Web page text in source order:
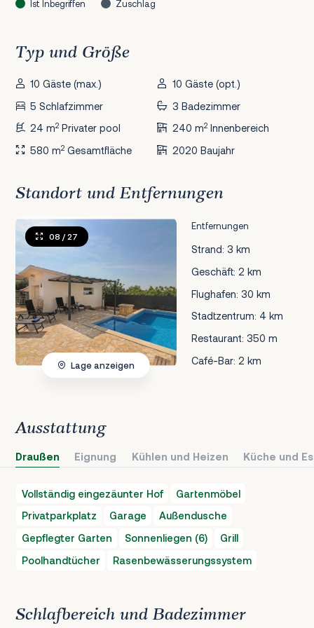
Ist Inbegriffen Zuschlag
Typ und Größe
10 Gäste (max.)
10 Gäste (opt.)
5 Schlafzimmer
3 Badezimmer
24 m2 Privater pool 240 m2Innenbereich
580 m2 Gesamtfläche 2020 Baujahr
Standort und Entfernungen
Entfernungen
Strand: 3 km
Geschäft: 2 km
Flughafen: 30 km
Stadtzentrum: 4 km
Restaurant: 350 m
Café-Bar: 2 km
08 / 27
Lage anzeigen
Ausstattung
Draußen Eignung Kühlen und Heizen Küche und
Vollständig eingezäunter Hof
Gartenmöbel
Privatparkplatz
Garage
Außendusche
Gepflegter Garten
Sonnenliegen (6)
Grill
Poolhandtücher
Rasenbewässerungssystem
Schlafbereich und Badezimmer